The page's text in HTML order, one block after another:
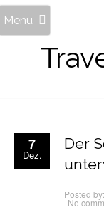
Menu
7
Dez.
Der
Posted by:
No